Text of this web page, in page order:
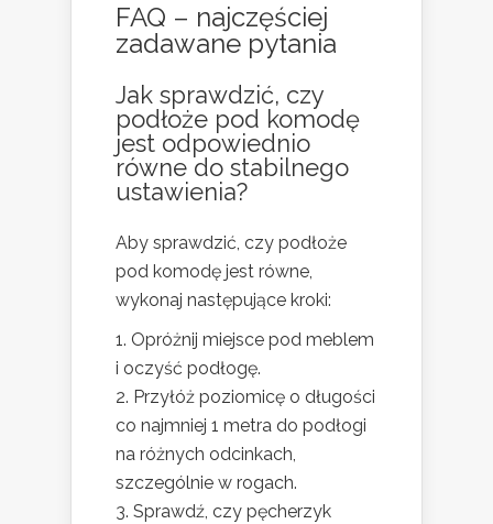
FAQ – najczęściej
zadawane pytania
Jak sprawdzić, czy
podłoże pod komodę
jest odpowiednio
równe do stabilnego
ustawienia?
Aby sprawdzić, czy podłoże
pod komodę jest równe,
wykonaj następujące kroki:
Opróżnij miejsce pod meblem
i oczyść podłogę.
Przyłóż poziomicę o długości
co najmniej 1 metra do podłogi
na różnych odcinkach,
szczególnie w rogach.
Sprawdź, czy pęcherzyk